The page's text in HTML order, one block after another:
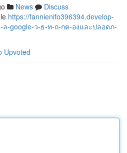
News
Discuss
https://fannienifo396394.develop-
-google-ว-ธ-ท-ถ-กต-องและปลอดภ-
Upvoted